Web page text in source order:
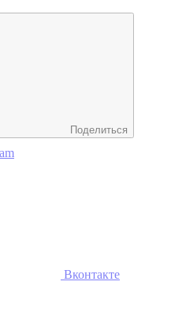
Поделиться
Вконтакте